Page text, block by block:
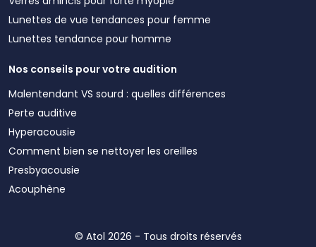
Lunettes de vue tendances pour femme
Lunettes tendance pour homme
Nos conseils pour votre audition
Malentendant VS sourd : quelles différences
Perte auditive
Hyperacousie
Comment bien se nettoyer les oreilles
Presbyacousie
Acouphène
© Atol 2026 - Tous droits réservés